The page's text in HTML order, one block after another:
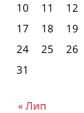
10
11 12
17
18 19
24
25 26
31
« Лип